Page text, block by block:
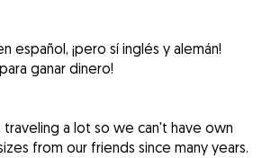
español, ¡pero sí inglés y alemán!
ganar dinero!
a lot so we can't have own
from our friends since many years.